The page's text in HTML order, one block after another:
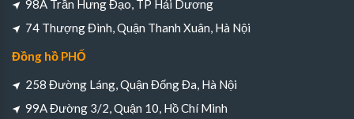
98A Trần Hưng Đạo, TP Hải Dương
74 Thượng Đình, Quận Thanh Xuân, Hà Nội
Đồng hồ PHỐ
258 Đường Láng, Quận Đống Đa, Hà Nội
99A Đường 3/2, Quận 10, Hồ Chí Minh